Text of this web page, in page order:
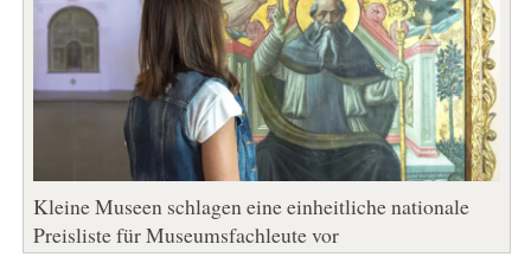
Kleine Museen schlagen eine einheitliche nationale
Preisliste für Museumsfachleute vor